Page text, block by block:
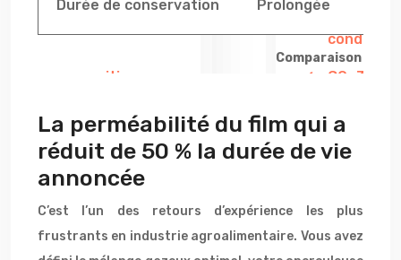
Comparaison
Durée de conservation Prolongée
La perméabilité du film qui a
réduit de 50 % la durée de vie
annoncée
C’est l’un des retours d’expérience les plus
frustrants en industrie agroalimentaire. Vous avez